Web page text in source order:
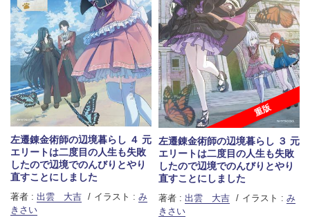
左遷錬金術師の辺境暮らし ４ 元
エリートは二度目の人生も失敗
したので辺境でのんびりとやり
直すことにしました
著者 : 出雲 大吉 イラスト : み
きさい
重版
左遷錬金術師の辺境暮らし ３ 元
エリートは二度目の人生も失敗
したので辺境でのんびりとやり
直すことにしました
著者 : 出雲 大吉 イラスト : み
きさい